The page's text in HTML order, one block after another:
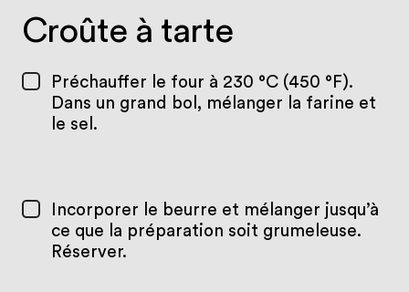
Croûte à tarte
Préchauffer le four à 230 °C (450 °F).
Dans un grand bol, mélanger la farine et
le sel.
Incorporer le beurre et mélanger jusqu’à
ce que la préparation soit grumeleuse.
Réserver.